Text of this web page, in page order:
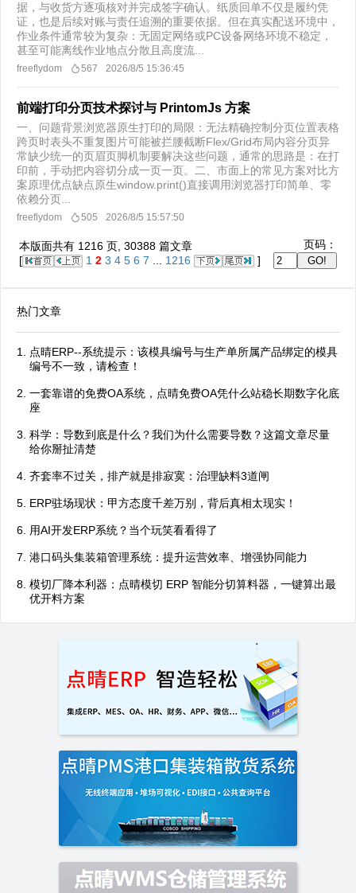
据，与收货方逐项核对并完成签字确认。纸质回单不仅是履约凭
证，也是后续对账与责任追溯的重要依据。但在真实配送环境中，
作业条件通常较为复杂：无固定网络或PC设备网络环境不稳定，
甚至可能离线作业地点分散且高度流...
freeflydom 567 2026/8/5 15:36:45
前端打印分页技术探讨与 PrintomJs 方案
一、问题背景浏览器原生打印的局限：无法精确控制分页位置表格
跨页时表头不重复图片可能被拦腰截断Flex/Grid布局内容分页异
常缺少统一的页眉页脚机制要解决这些问题，通常的思路是：在打
印前，手动把内容切分成一页一页。二、市面上的常见方案对比方
案原理优点缺点原生window.print()直接调用浏览器打印简单、零
依赖分页...
freeflydom 505 2026/8/5 15:57:50
本版面共有 1216 页, 30388 篇文章
[
1 2 3 4 5 6 7 1216 ]
页码：
热门文章
点晴ERP--系统提示：该模具编号与生产单所属产品绑定的模具
编号不一致，请检查！
一套靠谱的免费OA系统，点晴免费OA凭什么站稳长期数字化底
座
科学：导数到底是什么？我们为什么需要导数？这篇文章尽量
给你掰扯清楚
齐套率不过关，排产就是排寂寞：治理缺料3道闸
ERP驻场现状：甲方态度千差万别，背后真相太现实！
用AI开发ERP系统？当个玩笑看看得了
港口码头集装箱管理系统：提升运营效率、增强协同能力
模切厂降本利器：点晴模切 ERP 智能分切算料器，一键算出最
优开料方案